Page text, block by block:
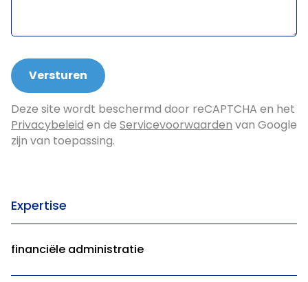
Deze site wordt beschermd door reCAPTCHA en het
Privacybeleid en de Servicevoorwaarden van Google
zijn van toepassing.
Expertise
financiële administratie